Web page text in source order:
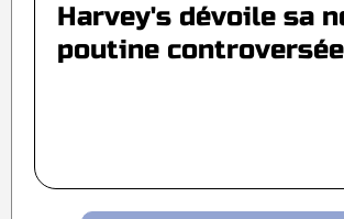
Harvey's dévoile sa
poutine controversée